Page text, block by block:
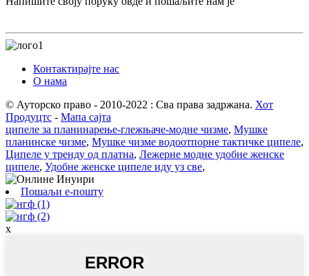
Контактирајте нас
О нама
© Ауторско право - 2010-2022 : Сва права задржана. Хот
Продуцтс - Мапа сајта
ципеле за планинарење-глежњаче-модне чизме, Мушке
планинске чизме, Мушке чизме водоотпорне тактичке ципеле,
Ципеле у тренду од платна, Лежерне модне удобне женске
ципеле, Удобне женске ципеле иду уз све,
Пошаљи е-пошту
x